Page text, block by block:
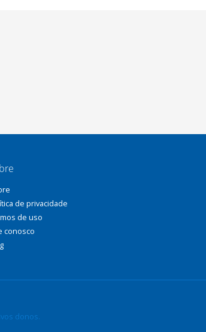
de privacidade
de uso
conosco
donos.